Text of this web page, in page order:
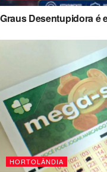
Graus Desentupidora é
HORTOLÂNDIA